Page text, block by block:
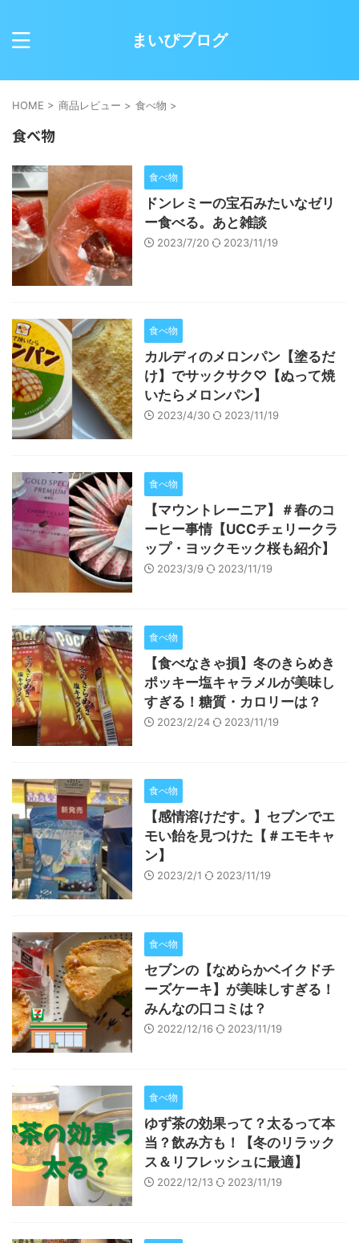
まいぴブログ
HOME > 商品レビュー > 食べ物 >
食べ物
食べ物
ドンレミーの宝石みたいなゼリ
ー食べる。あと雑談
2023/7/20 2023/11/19
食べ物
カルディのメロンパン【塗るだ
け】でサックサク♡【ぬって焼
いたらメロンパン】
2023/4/30 2023/11/19
食べ物
【マウントレーニア】＃春のコ
ーヒー事情【UCCチェリークラ
ップ・ヨックモック桜も紹介】
2023/3/9 2023/11/19
食べ物
【食べなきゃ損】冬のきらめき
ポッキー塩キャラメルが美味し
すぎる！糖質・カロリーは？
2023/2/24 2023/11/19
食べ物
【感情溶けだす。】セブンでエ
モい飴を見つけた【＃エモキャ
ン】
2023/2/1 2023/11/19
食べ物
セブンの【なめらかベイクドチ
ーズケーキ】が美味しすぎる！
みんなの口コミは？
2022/12/16 2023/11/19
食べ物
ゆず茶の効果って？太るって本
当？飲み方も！【冬のリラック
ス＆リフレッシュに最適】
2022/12/13 2023/11/19